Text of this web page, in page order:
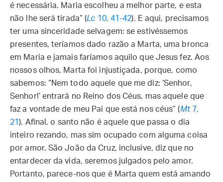
é necessária. Maria escolheu a melhor parte, e esta
não lhe será tirada” (Lc 10, 41-42). E aqui, precisamos
ter uma sinceridade selvagem: se estivéssemos
presentes, teríamos dado razão a Marta, uma bronca
em Maria e jamais faríamos aquilo que Jesus fez. Aos
nossos olhos, Marta foi injustiçada, porque, como
sabemos: “Nem todo aquele que me diz: ‘Senhor,
Senhor!’ entrará no Reino dos Céus, mas aquele que
faz a vontade de meu Pai que está nos céus” (Mt7,
21). Afinal, o santo não é aquele que passa o dia
inteiro rezando, mas sim ocupado com alguma coisa
por amor. São João da Cruz, inclusive, diz que no
entardecer da vida, seremos julgados pelo amor.
Portanto, parece-nos que é Marta quem está amando